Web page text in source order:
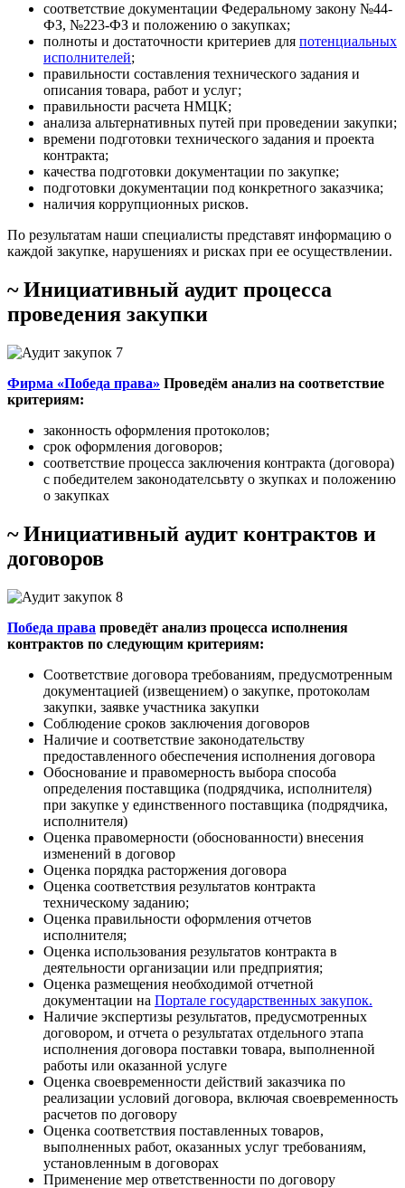
соответствие документации Федеральному закону №44-
ФЗ, №223-ФЗ и положению о закупках;
полноты и достаточности критериев для потенциальных
исполнителей;
правильности составления технического задания и
описания товара, работ и услуг;
правильности расчета НМЦК;
анализа альтернативных путей при проведении закупки;
времени подготовки технического задания и проекта
контракта;
качества подготовки документации по закупке;
подготовки документации под конкретного заказчика;
наличия коррупционных рисков.
По результатам наши специалисты представят информацию о
каждой закупке, нарушениях и рисках при ее осуществлении.
~ Инициативный аудит процесса
проведения закупки
Фирма «Победа права» Проведём анализ на соответствие
критериям:
законность оформления протоколов;
срок оформления договоров;
соответствие процесса заключения контракта (договора)
с победителем законодателсьвту о зкупках и положению
о закупках
~ Инициативный аудит контрактов и
договоров
Победа права проведёт анализ процесса исполнения
контрактов по следующим критериям:
Соответствие договора требованиям, предусмотренным
документацией (извещением) о закупке, протоколам
закупки, заявке участника закупки
Соблюдение сроков заключения договоров
Наличие и соответствие законодательству
предоставленного обеспечения исполнения договора
Обоснование и правомерность выбора способа
определения поставщика (подрядчика, исполнителя)
при закупке у единственного поставщика (подрядчика,
исполнителя)
Оценка правомерности (обоснованности) внесения
изменений в договор
Оценка порядка расторжения договора
Оценка соответствия результатов контракта
техническому заданию;
Оценка правильности оформления отчетов
исполнителя;
Оценка использования результатов контракта в
деятельности организации или предприятия;
Оценка размещения необходимой отчетной
документации на Портале государственных закупок.
Наличие экспертизы результатов, предусмотренных
договором, и отчета о результатах отдельного этапа
исполнения договора поставки товара, выполненной
работы или оказанной услуге
Оценка своевременности действий заказчика по
реализации условий договора, включая своевременность
расчетов по договору
Оценка соответствия поставленных товаров,
выполненных работ, оказанных услуг требованиям,
установленным в договорах
Применение мер ответственности по договору